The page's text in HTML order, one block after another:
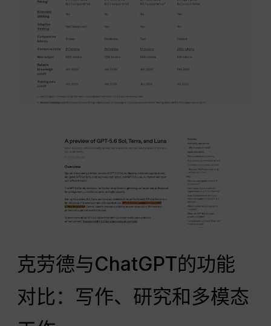
克劳德与ChatGPT的功能
对比：写作、研究和多模态